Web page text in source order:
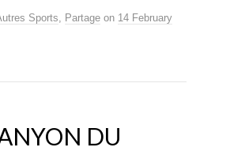
Sports, Partage on 14 February
DU